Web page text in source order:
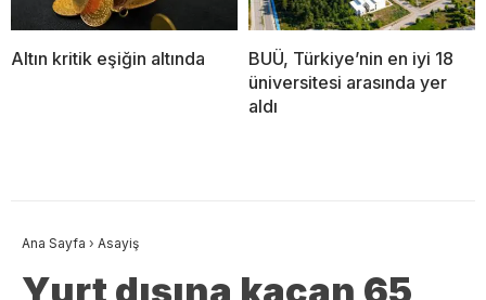
Altın kritik eşiğin altında
BUÜ, Türkiye’nin en iyi 18
üniversitesi arasında yer
aldı
Ana Sayfa › Asayiş
Yurt dışına kaçan 65